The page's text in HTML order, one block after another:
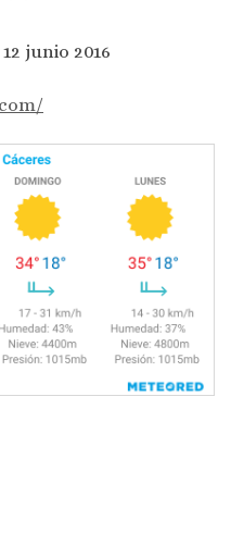
junio 2016